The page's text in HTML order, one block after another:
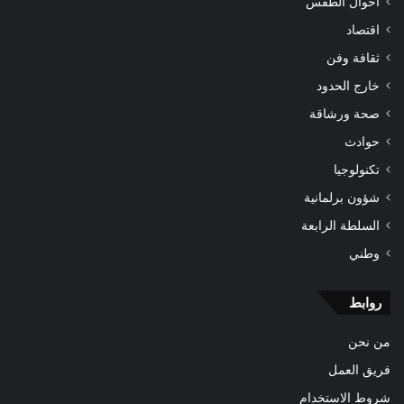
اقتصاد
ثقافة وفن
خارج الحدود
صحة ورشاقة
حوادث
تكنولوجيا
شؤون برلمانية
السلطة الرابعة
وطني
روابط
من نحن
فريق العمل
شروط الاستخدام